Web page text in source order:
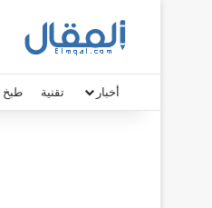
أخبار تقنية طبخ